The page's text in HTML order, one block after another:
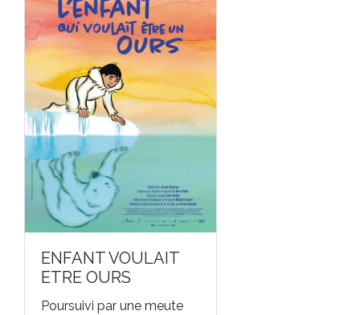
ENFANT VOULAIT
ETRE OURS
Poursuivi par une meute